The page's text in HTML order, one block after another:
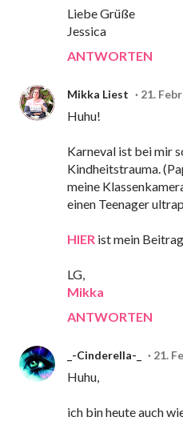
Liebe Grüße
Jessica
ANTWORTEN
Mikka Liest 21.
Huhu!
Karneval ist bei mir
Kindheitstrauma.
meine
einen Teenager
HIER ist mein
LG,
Mikka
ANTWORTEN
_-Cinderella-_ 21.
Huhu,
ich bin heute auch